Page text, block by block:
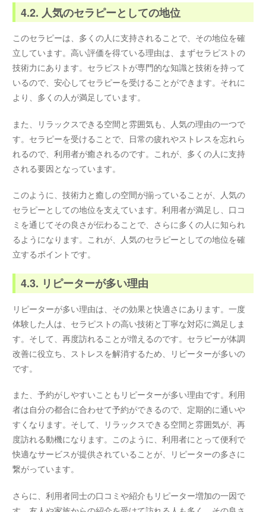
4.2. 人気のセラピーとしての地位
このセラピーは、多くの人に支持されることで、その地位を確
立しています。高い評価を得ている理由は、まずセラピストの
技術力にあります。セラピストが専門的な知識と技術を持って
いるので、安心してセラピーを受けることができます。それに
より、多くの人が満足しています。
また、リラックスできる空間と雰囲気も、人気の理由の一つで
す。セラピーを受けることで、日常の疲れやストレスを忘れら
れるので、利用者が癒されるのです。これが、多くの人に支持
される要因となっています。
このように、技術力と癒しの空間が揃っていることが、人気の
セラピーとしての地位を支えています。利用者が満足し、口コ
ミを通じてその良さが伝わることで、さらに多くの人に知られ
るようになります。これが、人気のセラピーとしての地位を確
立するポイントです。
4.3. リピーターが多い理由
リピーターが多い理由は、その効果と快適さにあります。一度
体験した人は、セラピストの高い技術と丁寧な対応に満足しま
す。そして、再度訪れることが増えるのです。セラピーが体調
改善に役立ち、ストレスを解消するため、リピーターが多いの
です。
また、予約がしやすいこともリピーターが多い理由です。利用
者は自分の都合に合わせて予約ができるので、定期的に通いや
すくなります。そして、リラックスできる空間と雰囲気が、再
度訪れる動機になります。このように、利用者にとって便利で
快適なサービスが提供されていることが、リピーターの多さに
繋がっています。
さらに、利用者同士の口コミや紹介もリピーター増加の一因で